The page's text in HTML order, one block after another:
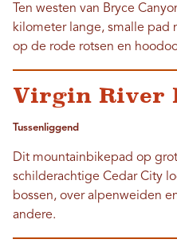
Ten westen van Bryce
kilometer lange, smalle
op de rode rotsen en
Virgin River
Tussenliggend
Dit mountainbikepad op
schilderachtige Cedar City
bossen, over alpenweiden
andere.